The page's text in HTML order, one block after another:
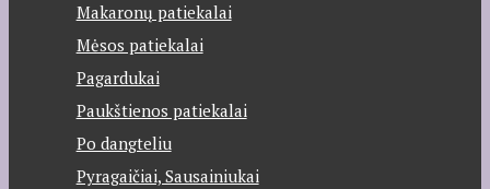
Makaronų patiekalai
Mėsos patiekalai
Pagardukai
Paukštienos patiekalai
Po dangteliu
Pyragaičiai, Sausainiukai